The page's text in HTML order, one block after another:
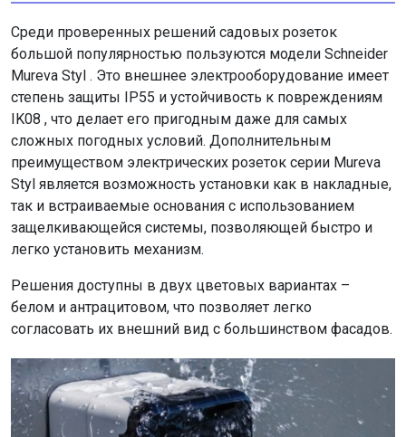
Среди проверенных решений садовых розеток
большой популярностью пользуются модели Schneider
Mureva Styl . Это внешнее электрооборудование имеет
степень защиты IP55 и устойчивость к повреждениям
IK08 , что делает его пригодным даже для самых
сложных погодных условий. Дополнительным
преимуществом электрических розеток серии Mureva
Styl является возможность установки как в накладные,
так и встраиваемые основания с использованием
защелкивающейся системы, позволяющей быстро и
легко установить механизм.
Решения доступны в двух цветовых вариантах –
белом и антрацитовом, что позволяет легко
согласовать их внешний вид с большинством фасадов.